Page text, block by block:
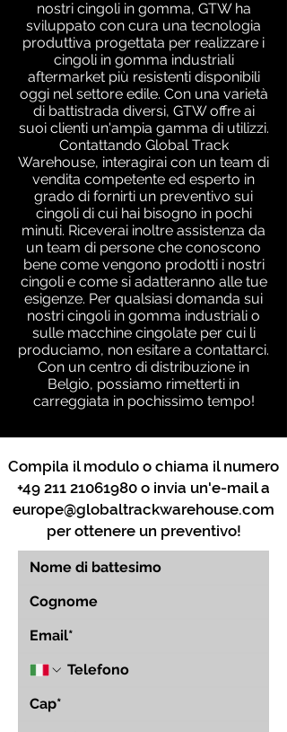
nostri cingoli in gomma, GTW ha
sviluppato con cura una tecnologia
produttiva progettata per realizzare i
cingoli in gomma industriali
aftermarket più resistenti disponibili
oggi nel settore edile. Con una varietà
di battistrada diversi, GTW offre ai
suoi clienti un'ampia gamma di utilizzi.
Contattando Global Track
Warehouse, interagirai con un team di
vendita competente ed esperto in
grado di fornirti un preventivo sui
cingoli di cui hai bisogno in pochi
minuti. Riceverai inoltre assistenza da
un team di persone che conoscono
bene come vengono prodotti i nostri
cingoli e come si adatteranno alle tue
esigenze. Per qualsiasi domanda sui
nostri cingoli in gomma industriali o
sulle macchine cingolate per cui li
produciamo, non esitare a contattarci.
Con un centro di distribuzione in
Belgio, possiamo rimetterti in
carreggiata in pochissimo tempo!
Compila il modulo o chiama il numero
+49 211 21061980 o invia un'e-mail a
europe@globaltrackwarehouse.com
per ottenere un preventivo!